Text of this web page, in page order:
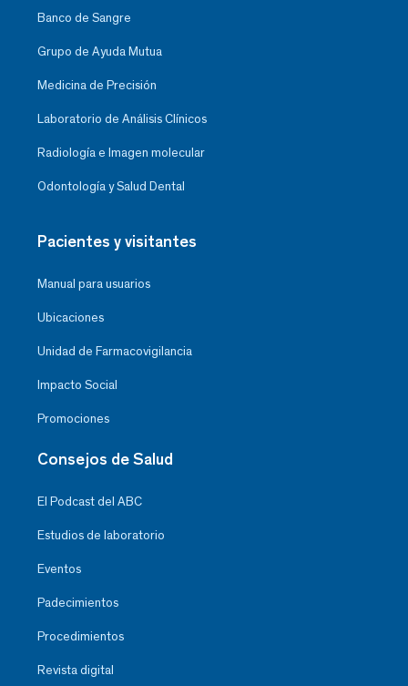
Banco de Sangre
Grupo de Ayuda Mutua
Medicina de Precisión
Laboratorio de Análisis Clínicos
Radiología e Imagen molecular
Odontología y Salud Dental
Pacientes y visitantes
Manual para usuarios
Ubicaciones
Unidad de Farmacovigilancia
Impacto Social
Promociones
Consejos de Salud
El Podcast del ABC
Estudios de laboratorio
Eventos
Padecimientos
Procedimientos
Revista digital